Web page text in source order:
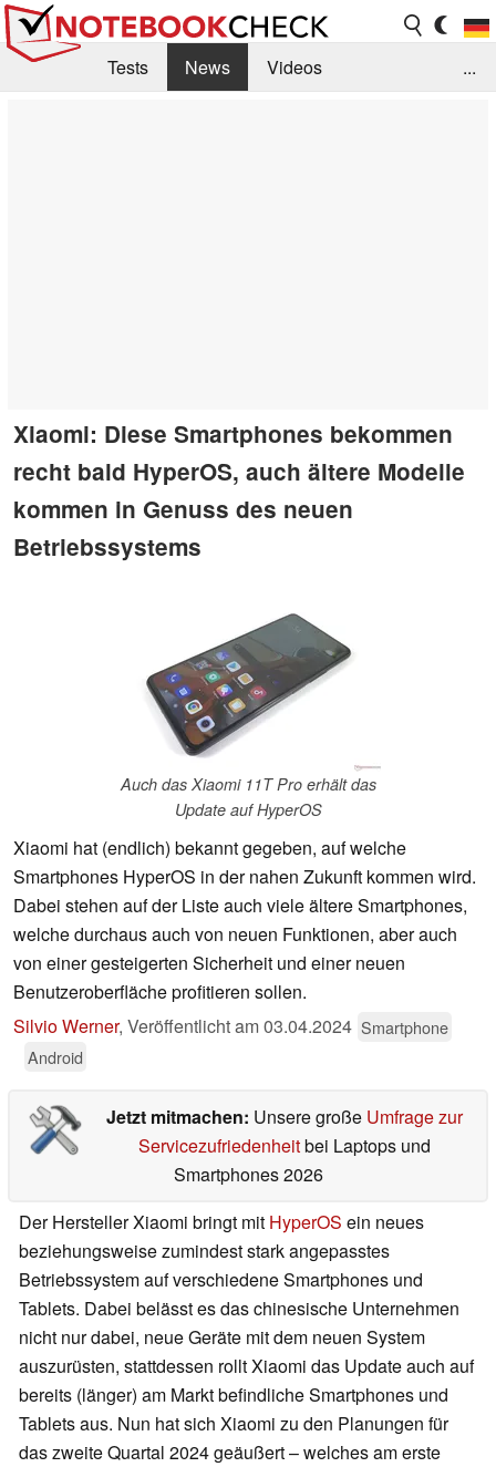
Tests News
Videos
...
Xiaomi: Diese Smartphones bekommen
recht bald HyperOS, auch ältere Modelle
kommen in Genuss des neuen
Betriebssystems
Auch das Xiaomi 11T Pro erhält das
Update auf HyperOS
Xiaomi hat (endlich) bekannt gegeben, auf welche
Smartphones HyperOS in der nahen Zukunft kommen wird.
Dabei stehen auf der Liste auch viele ältere Smartphones,
welche durchaus auch von neuen Funktionen, aber auch
von einer gesteigerten Sicherheit und einer neuen
Benutzeroberfläche profitieren sollen.
Silvio Werner, Veröffentlicht am03.04.2024 Smartphone
Android
Jetzt mitmachen: Unsere große Umfrage zur
Servicezufriedenheitbei Laptops und
Smartphones 2026
Der Hersteller Xiaomi bringt mit HyperOS ein neues
beziehungsweise zumindest stark angepasstes
Betriebssystem auf verschiedene Smartphones und
Tablets. Dabei belässt es das chinesische Unternehmen
nicht nur dabei, neue Geräte mit dem neuen System
auszurüsten, stattdessen rollt Xiaomi das Update auch auf
bereits (länger) am Markt befindliche Smartphones und
Tablets aus. Nun hat sich Xiaomi zu den Planungen für
das zweite Quartal 2024 geäußert – welches am erste